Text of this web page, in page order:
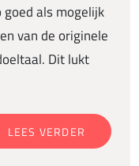
goed als mogelijk
van de originele
Dit lukt
LEES VERDER